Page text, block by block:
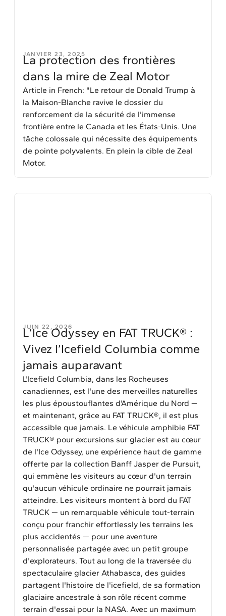
JANVIER 23, 2025
La protection des frontières
dans la mire de Zeal Motor
Article in French: "Le retour de Donald Trump à
la Maison-Blanche ravive le dossier du
renforcement de la sécurité de l’immense
frontière entre le Canada et les États-Unis. Une
tâche colossale qui nécessite des équipements
de pointe polyvalents. En plein la cible de Zeal
Motor.
JUIN 22, 2026
L’Ice Odyssey en FAT TRUCK® :
Vivez l’Icefield Columbia comme
jamais auparavant
L'Icefield Columbia, dans les Rocheuses
canadiennes, est l'une des merveilles naturelles
les plus époustouflantes d'Amérique du Nord —
et maintenant, grâce au FAT TRUCK®, il est plus
accessible que jamais. Le véhicule amphibie FAT
TRUCK® pour excursions sur glacier est au cœur
de l'Ice Odyssey, une expérience haut de gamme
offerte par la collection Banff Jasper de Pursuit,
qui emmène les visiteurs au cœur d'un terrain
qu'aucun véhicule ordinaire ne pourrait jamais
atteindre. Les visiteurs montent à bord du FAT
TRUCK — un remarquable véhicule tout-terrain
conçu pour franchir effortlessly les terrains les
plus accidentés — pour une aventure
personnalisée partagée avec un petit groupe
d'explorateurs. Tout au long de la traversée du
spectaculaire glacier Athabasca, des guides
partagent l'histoire de l'icefield, de sa formation
glaciaire ancestrale à son rôle récent comme
terrain d'essai pour la NASA. Avec un maximum